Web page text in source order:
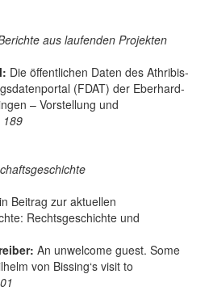
aus laufenden Projekten
Die öffentlichen Daten des Athribis-
(FDAT) der Eberhard-
– Vorstellung und
189
Beitrag zur aktuellen
Rechtsgeschichte und
An unwelcome guest. Some
von Bissing‘s visit to